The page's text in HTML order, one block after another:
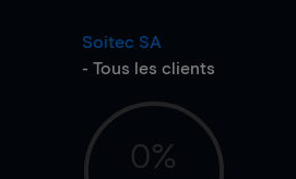
Soitec SA
- Tous les clients
0%